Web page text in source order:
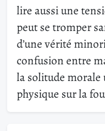
lire aussi une
peut se tromper
d’une vérité
confusion entre
la solitude morale
physique sur la